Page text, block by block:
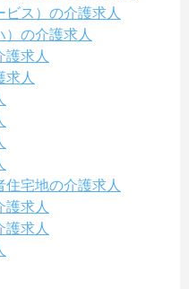
ス）の介護求人
の介護求人
護求人
求人
宅地の介護求人
護求人
護求人